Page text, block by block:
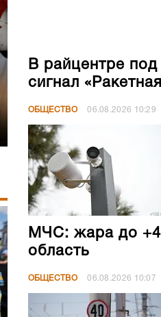
В райцентре под
сигнал
ОБЩЕСТВО 06.08.2026 10:29
МЧС: жара до
область
ОБЩЕСТВО 06.08.2026 10:07